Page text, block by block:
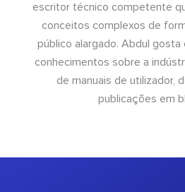
escritor técnico competente
conceitos complexos de
público alargado. Abdul gosta
conhecimentos sobre a
de manuais de utilizador,
publicações em